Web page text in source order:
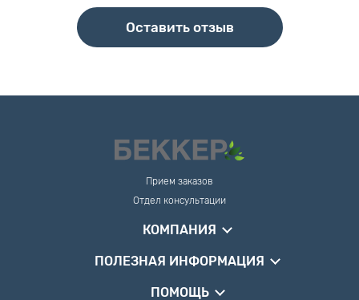
Оставить отзыв
Прием заказов
Отдел консультации
КОМПАНИЯ
ПОЛЕЗНАЯ ИНФОРМАЦИЯ
ПОМОЩЬ